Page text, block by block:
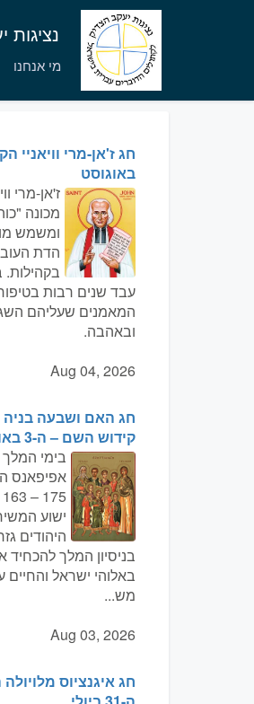
מי אנחנו
באוגוסט
ז'אן-מרי
מכונה
ומשמש
הדת
בקהילות.
עבד שנים רבות
המאמנים שעליהם
ובאהבה.
Aug 04, 2026
חג האם ושבעה
קידוש השם – ה-3 באוגוסט
בימי המלך
אפיפאנס
ישוע
היהודים
בניסיון המלך
באלוהי ישראל והחיים
מש...
Aug 03, 2026
חג איגנציוס